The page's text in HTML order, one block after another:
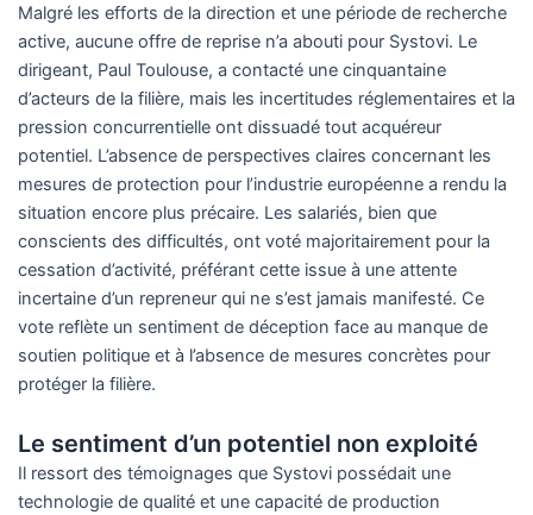
Malgré les efforts de la direction et une période de recherche
active, aucune offre de reprise n’a abouti pour Systovi. Le
dirigeant, Paul Toulouse, a contacté une cinquantaine
d’acteurs de la filière, mais les incertitudes réglementaires et la
pression concurrentielle ont dissuadé tout acquéreur
potentiel. L’absence de perspectives claires concernant les
mesures de protection pour l’industrie européenne a rendu la
situation encore plus précaire. Les salariés, bien que
conscients des difficultés, ont voté majoritairement pour la
cessation d’activité, préférant cette issue à une attente
incertaine d’un repreneur qui ne s’est jamais manifesté. Ce
vote reflète un sentiment de déception face au manque de
soutien politique et à l’absence de mesures concrètes pour
protéger la filière.
Le sentiment d’un potentiel non exploité
Il ressort des témoignages que Systovi possédait une
technologie de qualité et une capacité de production